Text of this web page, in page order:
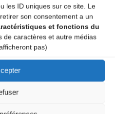
les ID uniques sur ce site. Le
son consentement a un
et fonctions du
de caractères et autre médias
pas)
Si vous souhaitez
que je respecte), puis-je
vous remercie d’avance
souhaite une excellente
musicale.
français…